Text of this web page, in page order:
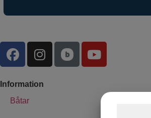
Information
Båtar